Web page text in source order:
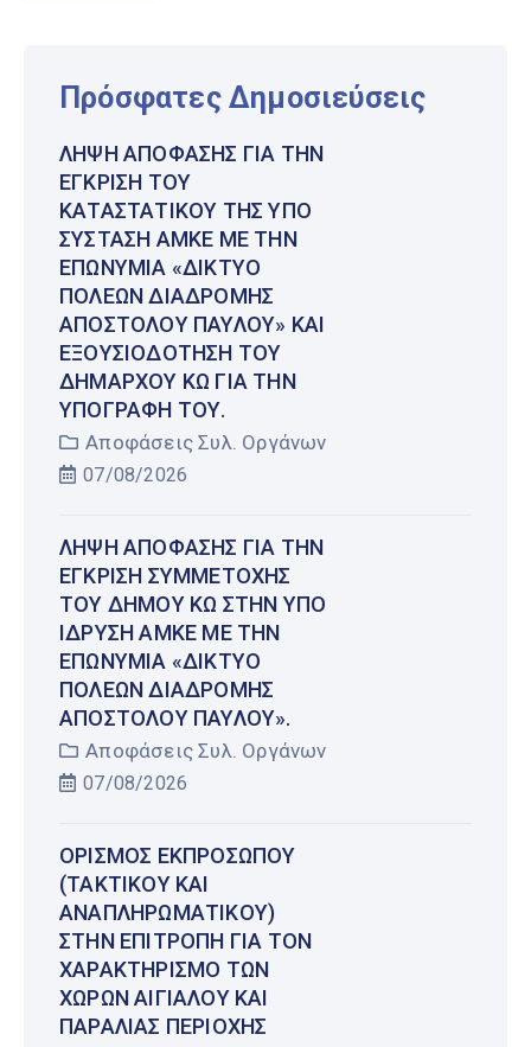
Πρόσφατες Δημοσιεύσεις
ΛΉΨΗ ΑΠΌΦΑΣΗΣ ΓΙΑ ΤΗΝ
ΈΓΚΡΙΣΗ ΤΟΥ
ΚΑΤΑΣΤΑΤΙΚΟΎ ΤΗΣ ΥΠΌ
ΣΎΣΤΑΣΗ ΑΜΚΕ ΜΕ ΤΗΝ
ΕΠΩΝΥΜΊΑ «ΔΊΚΤΥΟ
ΠΌΛΕΩΝ ΔΙΑΔΡΟΜΉΣ
ΑΠΟΣΤΌΛΟΥ ΠΑΎΛΟΥ» ΚΑΙ
ΕΞΟΥΣΙΟΔΌΤΗΣΗ ΤΟΥ
ΔΗΜΆΡΧΟΥ ΚΩ ΓΙΑ ΤΗΝ
ΥΠΟΓΡΑΦΉ ΤΟΥ.
Αποφάσεις Συλ. Οργάνων
07/08/2026
ΛΉΨΗ ΑΠΌΦΑΣΗΣ ΓΙΑ ΤΗΝ
ΈΓΚΡΙΣΗ ΣΥΜΜΕΤΟΧΉΣ
ΤΟΥ ΔΉΜΟΥ ΚΩ ΣΤΗΝ ΥΠΌ
ΊΔΡΥΣΗ ΑΜΚΕ ΜΕ ΤΗΝ
ΕΠΩΝΥΜΊΑ «ΔΊΚΤΥΟ
ΠΌΛΕΩΝ ΔΙΑΔΡΟΜΉΣ
ΑΠΟΣΤΌΛΟΥ ΠΑΎΛΟΥ».
Αποφάσεις Συλ. Οργάνων
07/08/2026
ΟΡΙΣΜΌΣ ΕΚΠΡΟΣΏΠΟΥ
(ΤΑΚΤΙΚΟΎ ΚΑΙ
ΑΝΑΠΛΗΡΩΜΑΤΙΚΟΎ)
ΣΤΗΝ ΕΠΙΤΡΟΠΉ ΓΙΑ ΤΟΝ
ΧΑΡΑΚΤΗΡΙΣΜΌ ΤΩΝ
ΧΏΡΩΝ ΑΙΓΙΑΛΟΎ ΚΑΙ
ΠΑΡΑΛΊΑΣ ΠΕΡΙΟΧΉΣ